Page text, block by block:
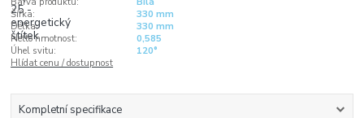
Šířka:
330 mm
Délka:
330 mm
Netto hmotnost:
0,585
Úhel svitu:
120°
Hlídat cenu / dostupnost
Kompletní specifikace